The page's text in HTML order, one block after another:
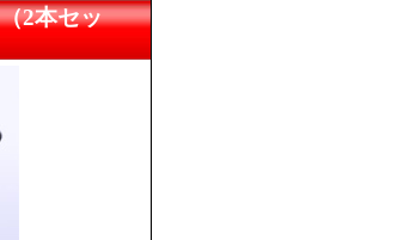
2本セッ